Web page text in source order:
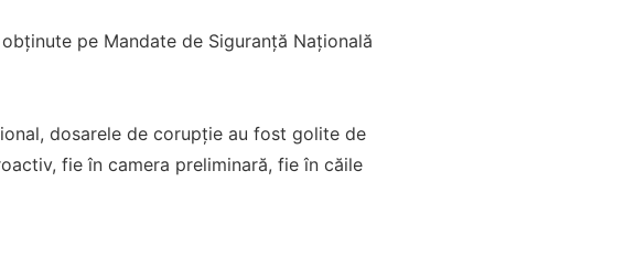
pe Mandate de Siguranță Națională
dosarele de corupție au fost golite de
fie în camera preliminară, fie în căile